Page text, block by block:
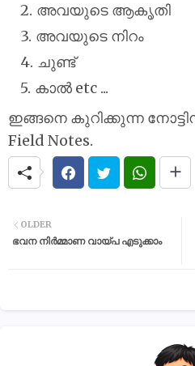
അവയുടെ ആകൃതി
അവയുടെ നിറം
ചുണ്ട്
കാൽ etc ...
ഇങ്ങനെ കുറിക്കുന്ന
Field Notes.
OLDER
ഭവന നിര്‍മ്മാണ വായ്പ എടുക്കാം